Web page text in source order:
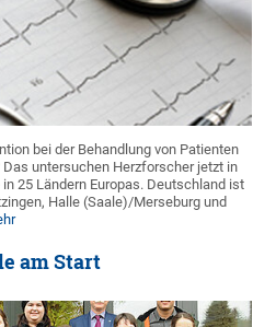
bei der Behandlung von Patienten
untersuchen Herzforscher jetzt in
25 Ländern Europas. Deutschland ist
Halle (Saale)/Merseburg und
am Start